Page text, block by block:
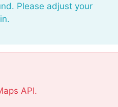
Please adjust your
API.